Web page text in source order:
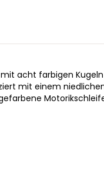
acht farbigen
mit einem